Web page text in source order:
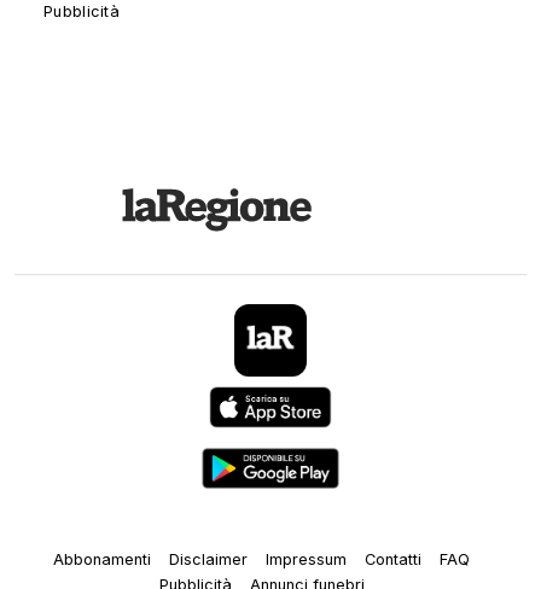
Abbonamenti Disclaimer Impressum Contatti
FAQ
Pubblicità
Annunci funebri